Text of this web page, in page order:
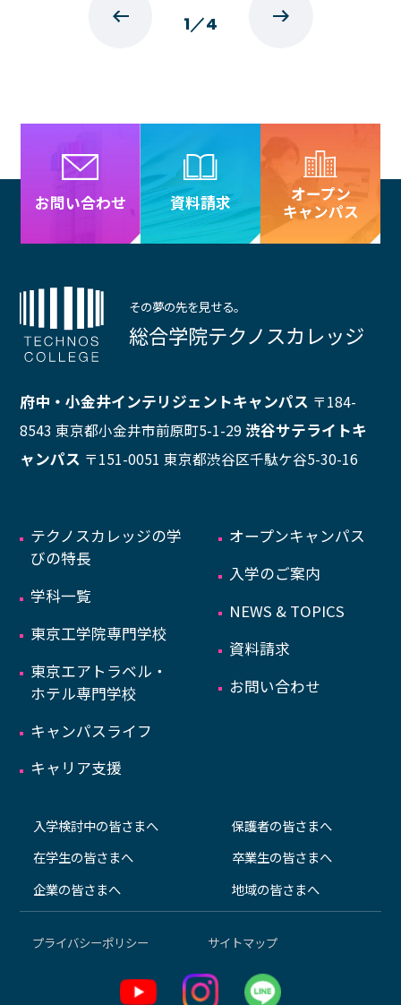
1／4
お問い合わせ 資料請求
オープン
キャンパス
その夢の先を見せる。
総合学院テクノスカレッジ
府中・小金井インテリジェントキャンパス 〒184-
8543 東京都小金井市前原町5-1-29 渋谷サテライトキ
ャンパス 〒151-0051 東京都渋谷区千駄ケ谷5-30-16
テクノスカレッジの学
びの特長
学科一覧
東京工学院専門学校
東京エアトラベル・
ホテル専門学校
キャンパスライフ
キャリア支援
オープンキャンパス
入学のご案内
NEWS & TOPICS
資料請求
お問い合わせ
入学検討中の皆さまへ
在学生の皆さまへ
企業の皆さまへ
保護者の皆さまへ
卒業生の皆さまへ
地域の皆さまへ
プライバシーポリシー サイトマップ